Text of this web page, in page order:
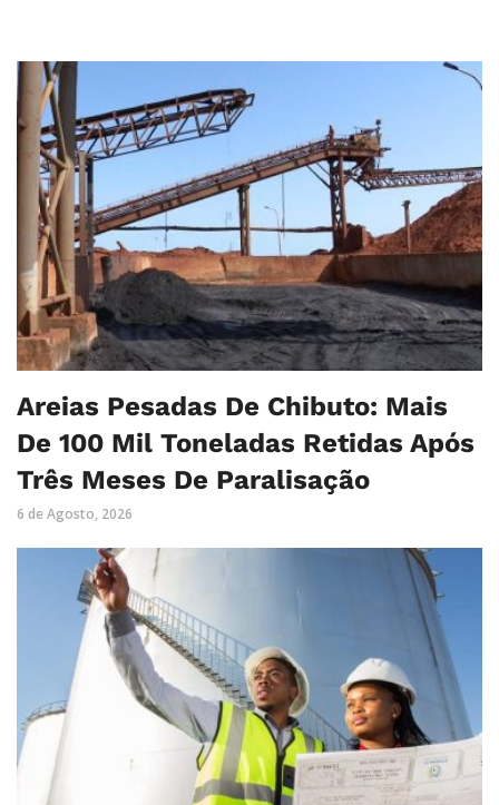
Areias Pesadas De Chibuto: Mais
De 100 Mil Toneladas Retidas Após
Três Meses De Paralisação
6 de Agosto, 2026